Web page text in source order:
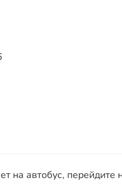
на автобус, перейдите